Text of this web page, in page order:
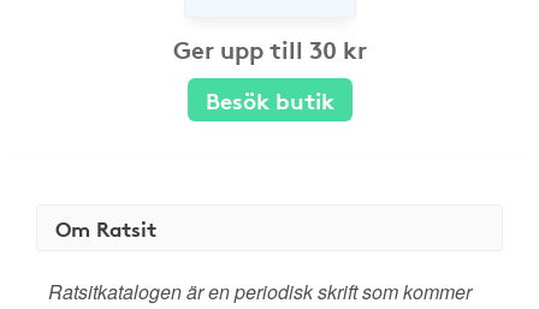
Ger upp till 30 kr
Besök butik
Om Ratsit
Ratsitkatalogen är en periodisk skrift som kommer